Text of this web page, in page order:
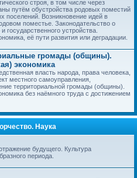
строя, в том числе через
путём обустройства родовых поместий
поселений. Возникновение идей в
поместье. Законодательство о
государственного устройства.
её пути развития или деградации.
громады (общины).
экономика
власть народа, права человека,
местного самоуправления,
территориальной громады (общины).
без наёмного труда с достижением
Наука
будущего. Культура
периода.